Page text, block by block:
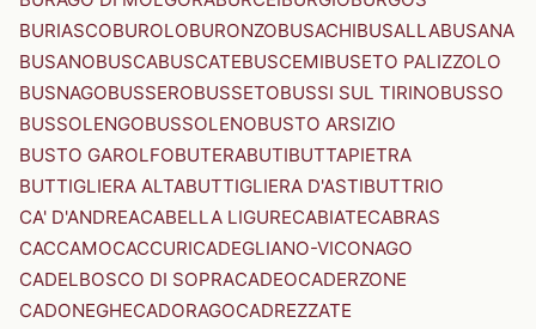
BURIASCOBUROLOBURONZOBUSACHIBUSALLABUSANA
BUSANOBUSCABUSCATEBUSCEMIBUSETO PALIZZOLO
BUSNAGOBUSSEROBUSSETOBUSSI SUL TIRINOBUSSO
BUSSOLENGOBUSSOLENOBUSTO ARSIZIO
BUSTO GAROLFOBUTERABUTIBUTTAPIETRA
BUTTIGLIERA ALTABUTTIGLIERA D'ASTIBUTTRIO
CA' D'ANDREACABELLA LIGURECABIATECABRAS
CACCAMOCACCURICADEGLIANO-VICONAGO
CADELBOSCO DI SOPRACADEOCADERZONE
CADONEGHECADORAGOCADREZZATE